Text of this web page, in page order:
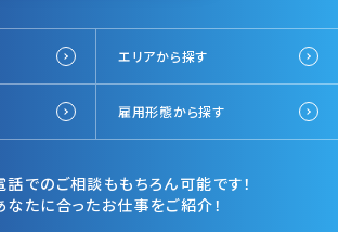
エリアから探す
雇用形態から探す
話でのご相談ももちろん可能です！
なたに合ったお仕事をご紹介！